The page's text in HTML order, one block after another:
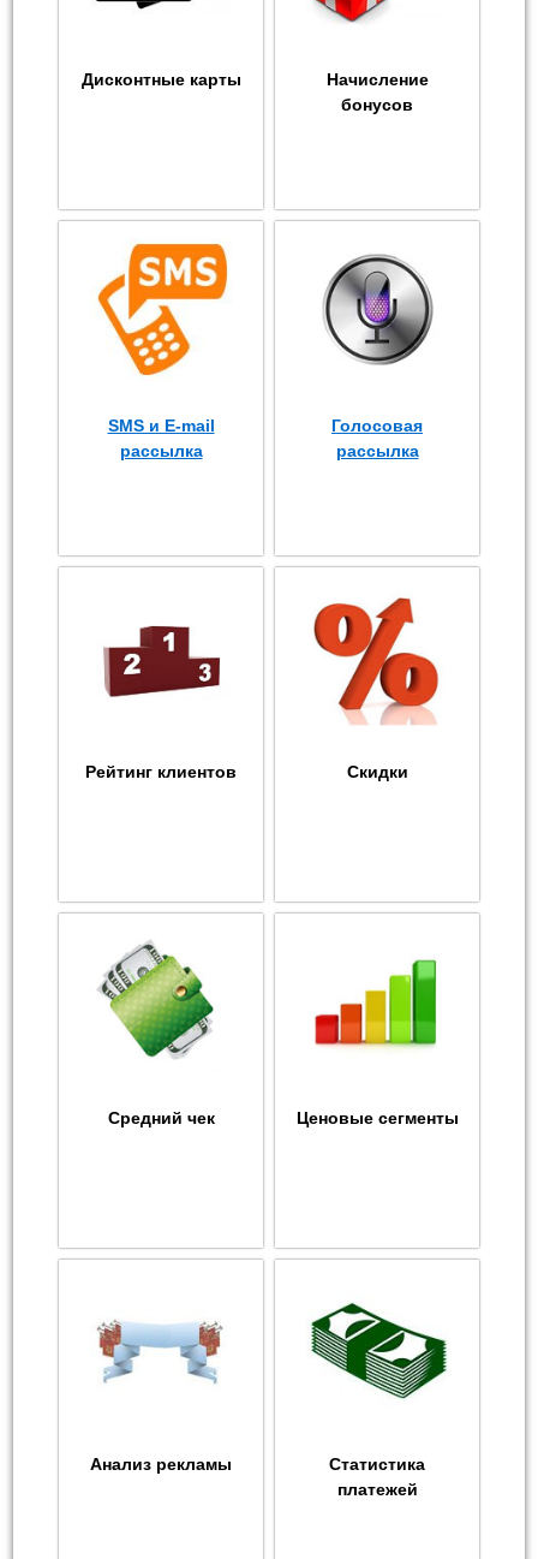
Дисконтные карты
Начисление
бонусов
SMS и E-mail
рассылка
Голосовая
рассылка
Рейтинг клиентов Скидки
Средний чек Ценовые сегменты
Анализ рекламы
Статистика
платежей